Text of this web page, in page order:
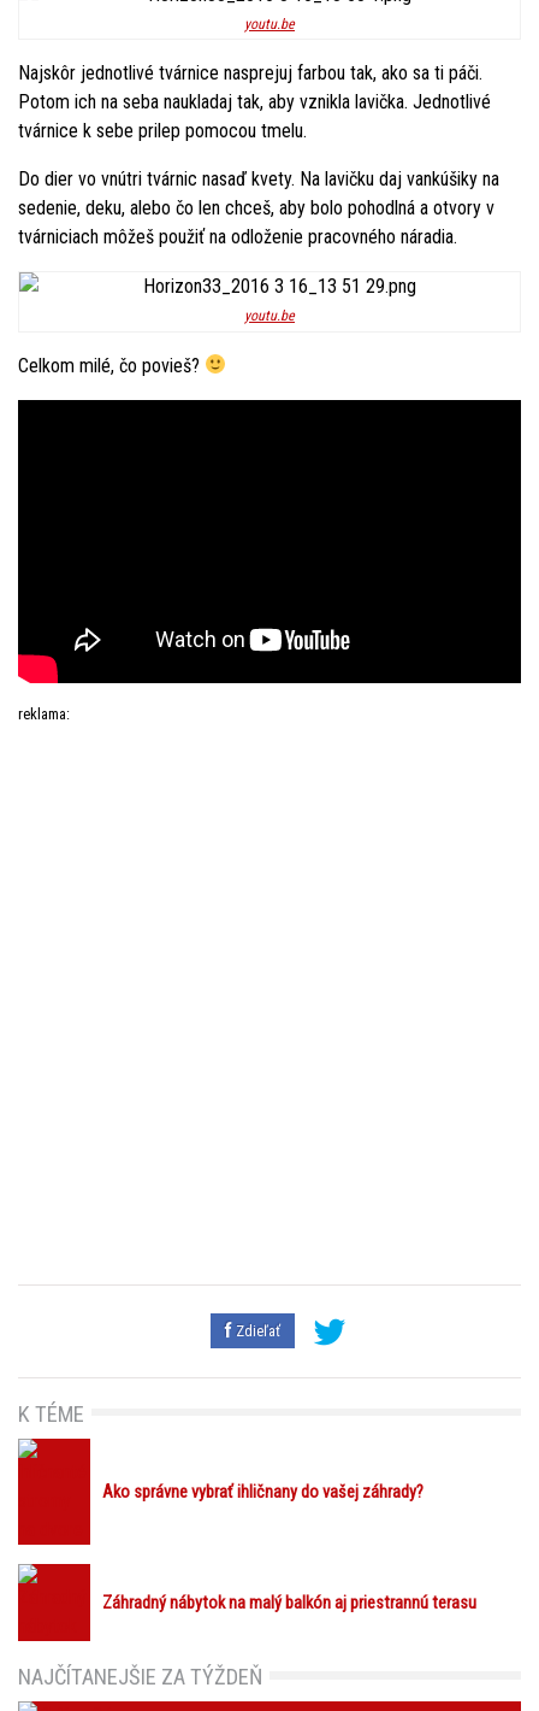
youtu.be
Najskôr jednotlivé tvárnice nasprejuj farbou tak, ako sa ti páči.
Potom ich na seba naukladaj tak, aby vznikla lavička. Jednotlivé
tvárnice k sebe prilep pomocou tmelu.
Do dier vo vnútri tvárnic nasaď kvety. Na lavičku daj vankúšiky na
sedenie, deku, alebo čo len chceš, aby bolo pohodlná a otvory v
tvárniciach môžeš použiť na odloženie pracovného náradia.
youtu.be
Celkom milé, čo povieš?
reklama:
Zdieľať
K TÉME
Ako správne vybrať ihličnany do vašej záhrady?
Záhradný nábytok na malý balkón aj priestrannú terasu
NAJČÍTANEJŠIE ZA TÝŽDEŇ